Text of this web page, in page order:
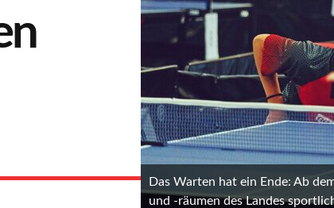
Das Warten hat ein Ende: Ab
und -räumen des Landes